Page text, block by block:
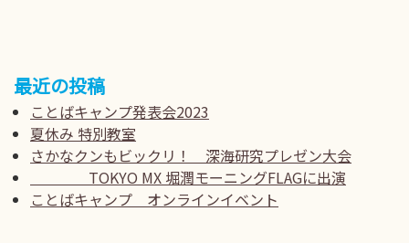
最近の投稿
ことばキャンプ発表会2023
夏休み 特別教室
さかなクンもビックリ！ 深海研究プレゼン大会
TOKYO MX 堀潤モーニングFLAGに出演
ことばキャンプ オンラインイベント